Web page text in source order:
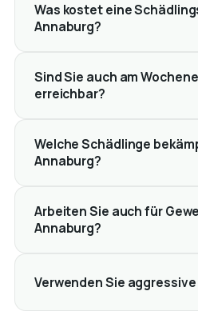
Was kostet eine
Annaburg?
Sind Sie auch am
erreichbar?
Welche Schädlinge
Annaburg?
Arbeiten Sie auch für
Annaburg?
Verwenden Sie